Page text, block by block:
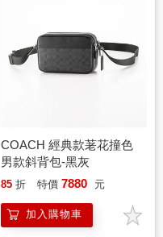
COACH 經典款荖花撞色
男款斜背包-黑灰
85 折 特價 7880 元
加入購物車